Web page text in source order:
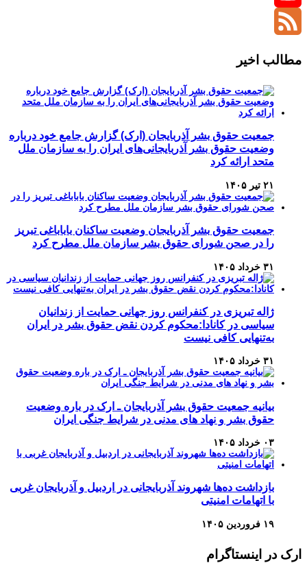
YouTube
مطالب اخیر
جمعیت حقوق بشر آذربایجان (ارک) گزارش جامع خود درباره
وضعیت حقوق بشر آذربایجانی‌های ایران را به سازمان ملل
متحد ارائه کرد
۲۱ تیر ۱۴۰۵
جمعیت حقوق بشر آذربایجان وضعیت ساکنان باباباغی تبریز
را در صحن شورای حقوق بشر سازمان ملل مطرح کرد
۳۱ خرداد ۱۴۰۵
ژاله تبریزی در کنفرانس روز جهانی حمایت از زندانیان
سیاسی در کانادا:محکوم کردن نقض حقوق بشر در ایران
به‌تنهایی کافی نیست
۳۱ خرداد ۱۴۰۵
بیانیه جمعیت حقوق بشر آذربایجان ـ ارک در باره وضعیت
حقوق بشر و نهاد های مدنی در شرایط جنگی ایران
۰۳ خرداد ۱۴۰۵
بازداشت ده‌ها شهروند آذربایجانی در اردبیل و آذربایجان غربی
با اتهامات امنیتی
۱۹ فروردین ۱۴۰۵
ارک در اینستاگرام